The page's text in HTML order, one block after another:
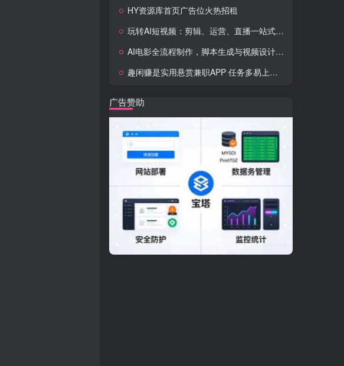
HY资源库首页广告位火热招租
玩转AI短视频：剪辑、运营、直播一站式教学，轻松打造流量神话
AI电影全流程制作，脚本生成与视频设计，配音配乐一体化解决方案
趣闲赚是实用悬赏兼职APP 任务多易上手 能提现还可邀友分成
广告赞助